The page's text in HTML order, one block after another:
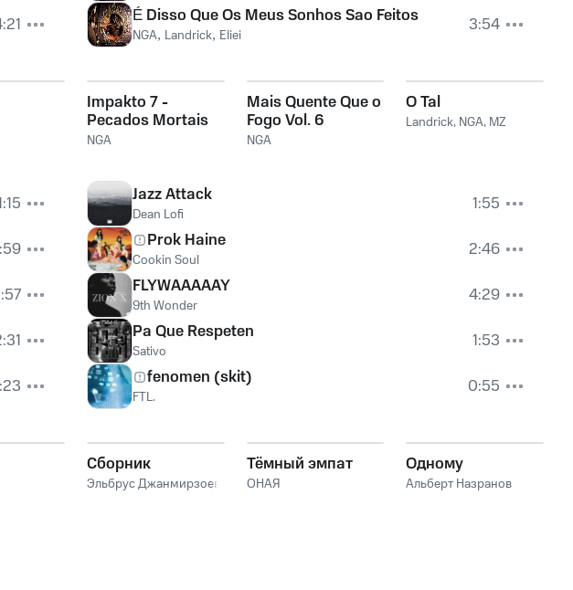
É Disso Que Os Meus Sonhos Sao Feitos
NGA, Landrick, Eliei 3:54
Impakto 7 -
Pecados Mortais
NGA
Mais Quente Que o
Fogo Vol. 6
NGA
O Tal
Landrick, NGA, MZ
Jazz Attack
Dean Lofi
1:55
Prok Haine
Cookin Soul
2:46
FLYWAAAAAY
9th Wonder
4:29
Pa Que Respeten
Sativo
1:53
fenomen (skit)
FTL. 0:55
Сборник
Эльбрус Джанмирзоев
Тёмный эмпат
ОНАЯ
Одному
Альберт Назранов